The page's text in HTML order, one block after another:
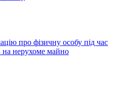
про фізичну особу під час
на нерухоме майно